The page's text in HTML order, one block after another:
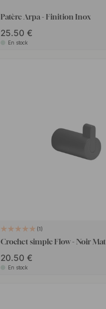
Patère Arpa - Finition Inox
25.50 €
En stock
1
Crochet simple Flow - Noir Mat
20.50 €
En stock